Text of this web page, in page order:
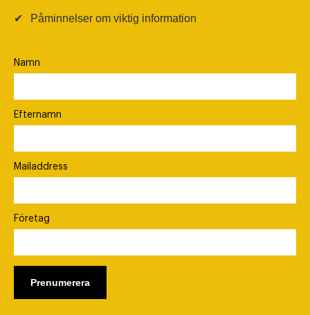
✔ Påminnelser om viktig information
Namn
Efternamn
Mailaddress
Företag